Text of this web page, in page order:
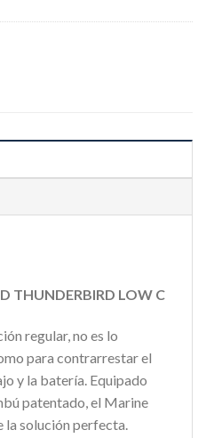
THUNDERBIRD LOW C
regular, no es lo
para contrarrestar el
y la batería. Equipado
patentado, el Marine
solución perfecta.